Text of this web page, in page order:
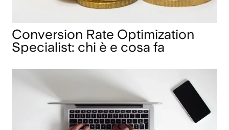
Conversion Rate Optimization
Specialist: chi è e cosa fa